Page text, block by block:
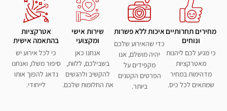
מחירים תחרותיים
ונוחים
כי מגיע לכם ליהנות
מאטרקציות
מדהימות במחיר
שמתאים לכל כיס.
איכות ללא פשרות
כדי שהאירוע שלכם
יהיה מושלם, אנו
מקפידים על
הפרטים הקטנים
ביותר.
שירות אישי
ומקצועי
אנחנו כאן
בשבילכם, ללוות,
להקשיב ולהגשים
את החלומות שלכם.
אטרקציות
בהתאמה אישית
כי לכל אירוע יש
סיפור משלו, ואנחנו
נדאג להפוך אותו
לייחודי.